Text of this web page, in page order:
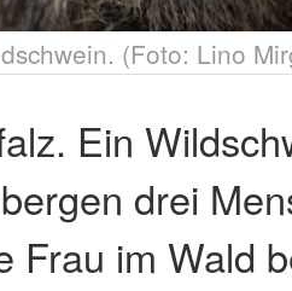
(Foto: Lino
Ein
drei
Frau im Wald